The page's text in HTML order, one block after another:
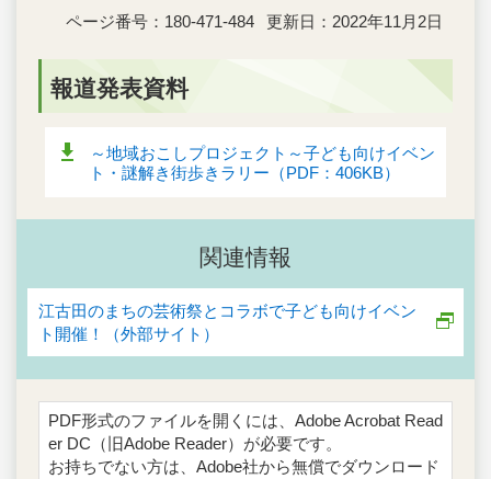
ページ番号：180-471-484 更新日：2022年11月2日
報道発表資料
～地域おこしプロジェクト～子ども向けイベン
ト・謎解き街歩きラリー（PDF：406KB）
関連情報
江古田のまちの芸術祭とコラボで子ども向けイベン
ト開催！（外部サイト）
PDF形式のファイルを開くには、Adobe Acrobat Read
er DC（旧Adobe Reader）が必要です。
お持ちでない方は、Adobe社から無償でダウンロード